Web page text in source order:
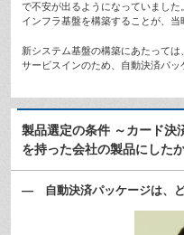
で不安が出るようになっていまし
インフラ基盤を構築することが、当
新システム基盤の構築にあたって
サービスインのため、自動決済パッ
製品選定の条件 ～カード決
を持った会社の製品にした
— 自動決済パッケージは、ど